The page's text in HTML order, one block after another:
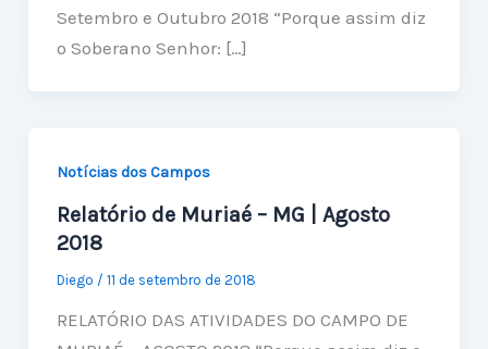
Setembro e Outubro 2018 “Porque assim diz
o Soberano Senhor: […]
Notícias dos Campos
Relatório de Muriaé – MG | Agosto
2018
Diego / 11 de setembro de 2018
RELATÓRIO DAS ATIVIDADES DO CAMPO DE